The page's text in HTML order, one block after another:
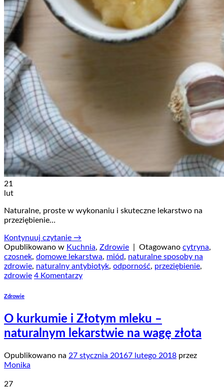
21
lut
Naturalne, proste w wykonaniu i skuteczne lekarstwo na
przeziębienie…
Kontynuuj czytanie →
Opublikowano w Kuchnia, Zdrowie Otagowano cytryna,
czosnek, domowe lekarstwa, miód, naturalne sposoby na
zdrowie, naturalny antybiotyk, odporność, przeziębienie,
zdrowie 4 Komentarzy
Zdrowie
O kurkumie i Złotym mleku –
naturalnym lekarstwie na wagę złota
Opublikowano na 27 stycznia 20167 lutego 2018 przez
Monika
27